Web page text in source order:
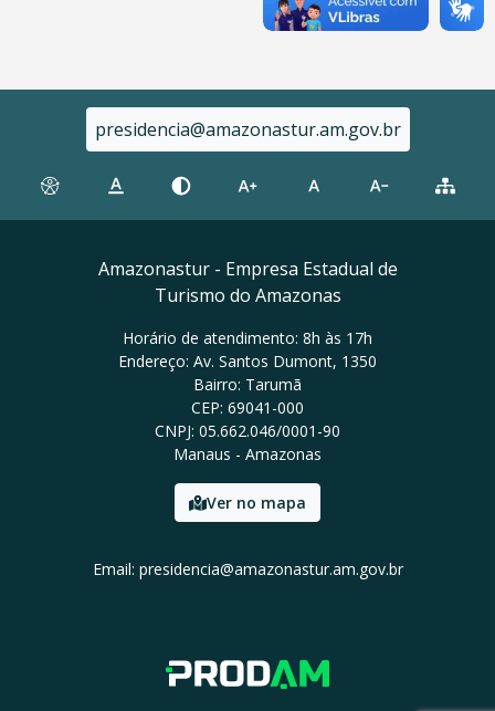
presidencia@amazonastur.am.gov.br
Amazonastur - Empresa Estadual de
Turismo do Amazonas
Horário de atendimento: 8h às 17h
Endereço: Av. Santos Dumont, 1350
Bairro: Tarumã
CEP: 69041-000
CNPJ: 05.662.046/0001-90
Manaus - Amazonas
Ver no mapa
Email: presidencia@amazonastur.am.gov.br